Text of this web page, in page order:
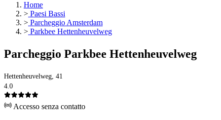
Home
> Paesi Bassi
> Parcheggio Amsterdam
> Parkbee Hettenheuvelweg
Parcheggio Parkbee Hettenheuvelweg
Hettenheuvelweg, 41
4.0
Accesso senza contatto